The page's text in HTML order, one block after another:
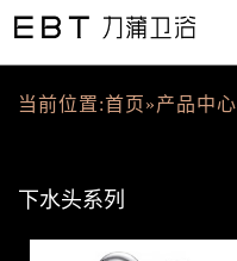
当前位置:首页»产品中心
下水头系列